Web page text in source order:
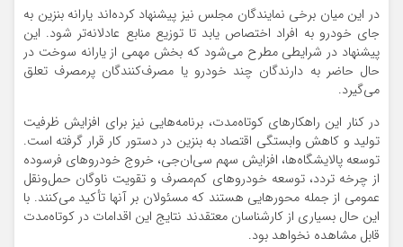
در این میان برخی نمایندگان مجلس نیز پیشنهاد کرده‌اند یارانه بنزین به
جای خودرو به افراد اختصاص یابد تا توزیع منابع عادلانه‌تر شود. این
پیشنهاد در شرایطی مطرح می‌شود که بخش مهمی از یارانه سوخت در
حال حاضر به دارندگان چند خودرو یا مصرف‌کنندگان پرمصرف تعلق
می‌گیرد.
در کنار این راهکارهای کوتاه‌مدت، برنامه‌هایی نیز برای افزایش ظرفیت
تولید و کاهش وابستگی اقتصاد به بنزین در دستور کار قرار گرفته است.
توسعه پالایشگاه‌ها، افزایش سهم سی‌ان‌جی، خروج خودروهای فرسوده
از چرخه تردد، توسعه خودروهای کم‌مصرف و تقویت ناوگان حمل‌ونقل
عمومی از جمله محورهایی هستند که مسئولان بر آنها تأکید می‌کنند. با
این حال بسیاری از کارشناسان معتقدند نتایج این اقدامات در کوتاه‌مدت
قابل مشاهده نخواهد بود.